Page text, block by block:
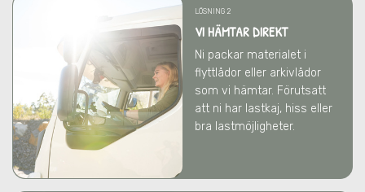
LÖSNING 2
VI HÄMTAR DIREKT
Ni packar materialet i
flyttlådor eller arkivlådor
som vi hämtar. Förutsatt
att ni har lastkaj, hiss eller
bra lastmöjligheter.